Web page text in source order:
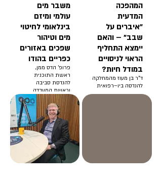
המהפכה
המדעית
"איברים על
שבב" – והאם
יימצא התחליף
הראוי לניסויים
במודל חיות?
ד"ר בן מעוז מהמחלקה
להנדסה ביו–רפואית
ובית ספר סגול למדעי
משבר מים
עולמי ומיזם
בינלאומי לחיטוי
מים וטיהור
שפכים באזורים
כפריים בהודו
פרופ' הדס ממן,
ראשת התוכנית
להנדסת סביבה
וראשת המעבדה
לטכנולוגית מים בבית
הספר להנדסת
מכאנית